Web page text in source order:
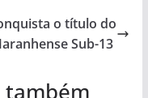
o título do
Sub-13
também